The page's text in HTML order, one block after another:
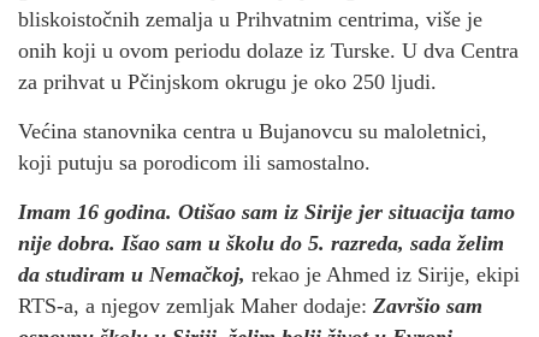
bliskoistočnih zemalja u Prihvatnim centrima, više je
onih koji u ovom periodu dolaze iz Turske. U dva Centra
za prihvat u Pčinjskom okrugu je oko 250 ljudi.
Većina stanovnika centra u Bujanovcu su maloletnici,
koji putuju sa porodicom ili samostalno.
Imam 16 godina. Otišao sam iz Sirije jer situacija tamo
nije dobra. Išao sam u školu do 5. razreda, sada želim
da studiram u Nemačkoj, rekao je Ahmed iz Sirije, ekipi
RTS-a, a njegov zemljak Maher dodaje: Završio sam